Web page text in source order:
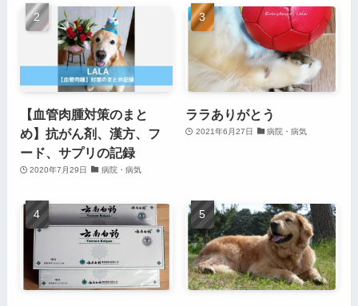
【血管肉腫対策のまと
め】抗がん剤、漢方、フ
ード、サプリの記録
2020年7月29日 病院・病気
ララありがとう
2021年6月27日 病院・病気